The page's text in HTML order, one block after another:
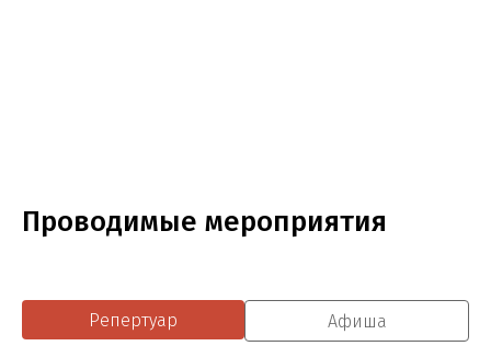
Проводимые мероприятия
Репертуар Афиша